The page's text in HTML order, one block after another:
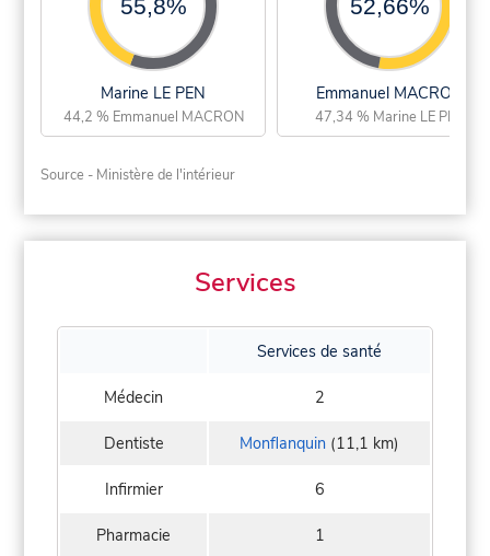
55,8%
Marine LE PEN
44,2 % Emmanuel MACRON
52,66%
Emmanuel MACRON
47,34 % Marine LE PEN
Source - Ministère de l'intérieur
Services
Services de santé
Médecin 2
Dentiste Monflanquin (11,1 km)
Infirmier 6
Pharmacie 1